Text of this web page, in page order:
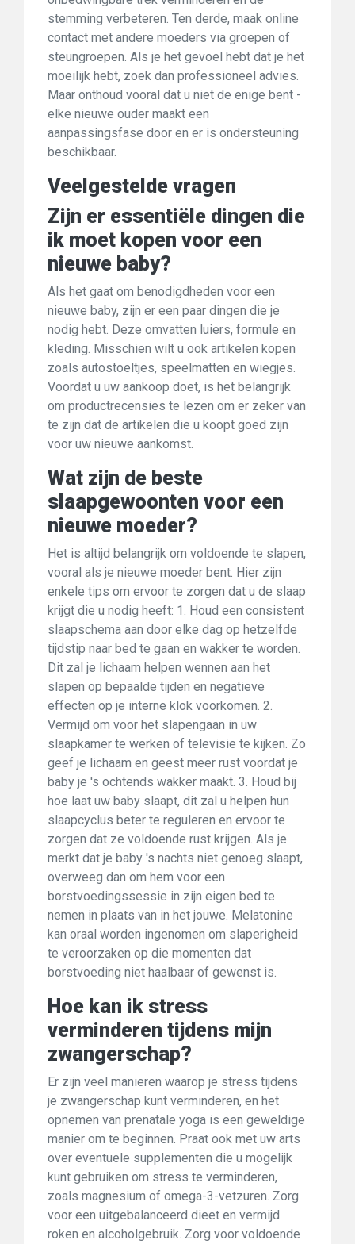
stemming verbeteren. Ten derde, maak online
contact met andere moeders via groepen of
steungroepen. Als je het gevoel hebt dat je het
moeilijk hebt, zoek dan professioneel advies.
Maar onthoud vooral dat u niet de enige bent -
elke nieuwe ouder maakt een
aanpassingsfase door en er is ondersteuning
beschikbaar.
Veelgestelde vragen
Zijn er essentiële dingen die
ik moet kopen voor een
nieuwe baby?
Als het gaat om benodigdheden voor een
nieuwe baby, zijn er een paar dingen die je
nodig hebt. Deze omvatten luiers, formule en
kleding. Misschien wilt u ook artikelen kopen
zoals autostoeltjes, speelmatten en wiegjes.
Voordat u uw aankoop doet, is het belangrijk
om productrecensies te lezen om er zeker van
te zijn dat de artikelen die u koopt goed zijn
voor uw nieuwe aankomst.
Wat zijn de beste
slaapgewoonten voor een
nieuwe moeder?
Het is altijd belangrijk om voldoende te slapen,
vooral als je nieuwe moeder bent. Hier zijn
enkele tips om ervoor te zorgen dat u de slaap
krijgt die u nodig heeft: 1. Houd een consistent
slaapschema aan door elke dag op hetzelfde
tijdstip naar bed te gaan en wakker te worden.
Dit zal je lichaam helpen wennen aan het
slapen op bepaalde tijden en negatieve
effecten op je interne klok voorkomen. 2.
Vermijd om voor het slapengaan in uw
slaapkamer te werken of televisie te kijken. Zo
geef je lichaam en geest meer rust voordat je
baby je 's ochtends wakker maakt. 3. Houd bij
hoe laat uw baby slaapt, dit zal u helpen hun
slaapcyclus beter te reguleren en ervoor te
zorgen dat ze voldoende rust krijgen. Als je
merkt dat je baby 's nachts niet genoeg slaapt,
overweeg dan om hem voor een
borstvoedingssessie in zijn eigen bed te
nemen in plaats van in het jouwe. Melatonine
kan oraal worden ingenomen om slaperigheid
te veroorzaken op die momenten dat
borstvoeding niet haalbaar of gewenst is.
Hoe kan ik stress
verminderen tijdens mijn
zwangerschap?
Er zijn veel manieren waarop je stress tijdens
je zwangerschap kunt verminderen, en het
opnemen van prenatale yoga is een geweldige
manier om te beginnen. Praat ook met uw arts
over eventuele supplementen die u mogelijk
kunt gebruiken om stress te verminderen,
zoals magnesium of omega-3-vetzuren. Zorg
voor een uitgebalanceerd dieet en vermijd
roken en alcoholgebruik. Zorg voor voldoende